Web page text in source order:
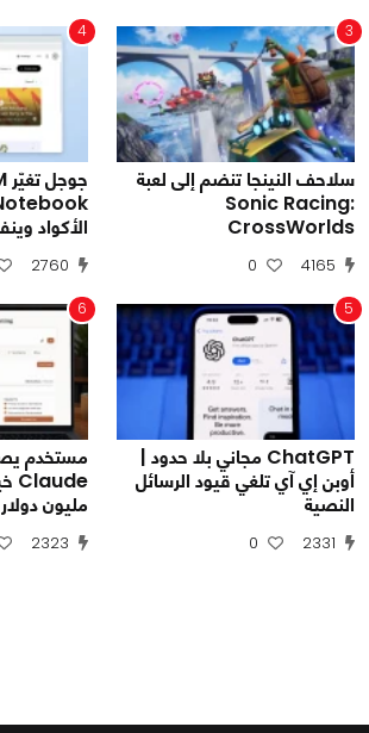
3
سلاحف النينجا تنضم إلى لعبة
Sonic Racing:
CrossWorlds
4165
0
4
الأكواد
2760
5
ChatGPT مجاني بلا حدود |
أوبن إي آي تلغي قيود الرسائل
النصية
2331
0
6
مستخدم
مليون دولار
2323